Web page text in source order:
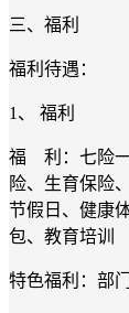
三、福利
福利待遇：
1、 福利
福 利：七险一
险、生育保险
节假日、健康
包、教育培训
特色福利：部